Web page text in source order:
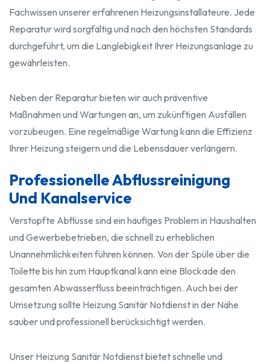
Fachwissen unserer erfahrenen Heizungsinstallateure. Jede
Reparatur wird sorgfältig und nach den höchsten Standards
durchgeführt, um die Langlebigkeit Ihrer Heizungsanlage zu
gewährleisten.
Neben der Reparatur bieten wir auch präventive
Maßnahmen und Wartungen an, um zukünftigen Ausfällen
vorzubeugen. Eine regelmäßige Wartung kann die Effizienz
Ihrer Heizung steigern und die Lebensdauer verlängern.
Professionelle Abflussreinigung
Und Kanalservice
Verstopfte Abflüsse sind ein häufiges Problem in Haushalten
und Gewerbebetrieben, die schnell zu erheblichen
Unannehmlichkeiten führen können. Von der Spüle über die
Toilette bis hin zum Hauptkanal kann eine Blockade den
gesamten Abwasserfluss beeinträchtigen. Auch bei der
Umsetzung sollte Heizung Sanitär Notdienst in der Nähe
sauber und professionell berücksichtigt werden.
Unser Heizung Sanitär Notdienst bietet schnelle und